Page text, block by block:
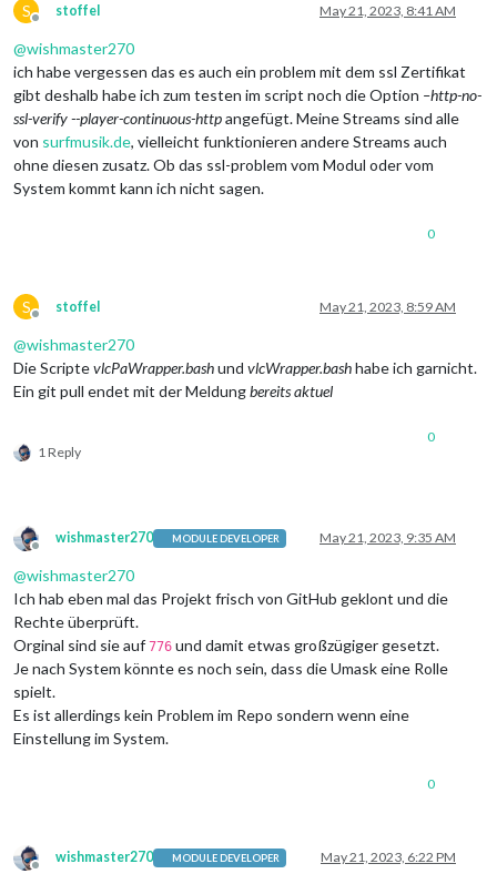
S
Offline
stoffel May 21, 2023, 8:41 AM
@wishmaster270
ich habe vergessen das es auch ein problem mit dem ssl Zertifikat
gibt deshalb habe ich zum testen im script noch die Option –http-no-
ssl-verify --player-continuous-httpangefügt. Meine Streams sind alle
von surfmusik.de, vielleicht funktionieren andere Streams auch
ohne diesen zusatz. Ob das ssl-problem vom Modul oder vom
System kommt kann ich nicht sagen.
0
S
Offline
stoffel May 21, 2023, 8:59 AM
@wishmaster270
Die ScriptevlcPaWrapper.bashund vlcWrapper.bashhabe ich garnicht.
Ein git pull endet mit der Meldungbereits aktuel
1 Reply
0
Offline
wishmaster270 MODULE DEVELOPER May 21, 2023, 9:35 AM
@wishmaster270
Ich hab eben mal das Projekt frisch von GitHub geklont und die
Rechte überprüft.
Orginal sind sie auf 776 und damit etwas großzügiger gesetzt.
Je nach System könnte es noch sein, dass die Umask eine Rolle
spielt.
Es ist allerdings kein Problem im Repo sondern wenn eine
Einstellung im System.
0
Offline
wishmaster270 MODULE DEVELOPER May 21, 2023, 6:22 PM